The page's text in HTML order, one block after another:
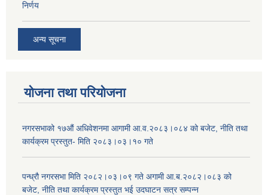
निर्णय
अन्य सूचना
योजना तथा परियोजना
नगरसभाको १७औं अधिवेशनमा आगामी आ.व.२०८३।०८४ को बजेट, नीति तथा
कार्यक्रम प्रस्तुत- मिति २०८३।०३।१० गते
पन्ध्रौ नगरसभा मिति २०८२।०३।०९ गते अगामी आ.ब.२०८२।०८३ को
बजेट, नीति तथा कार्यक्रम प्रस्तुत भई उदघाटन सत्र सम्पन्न